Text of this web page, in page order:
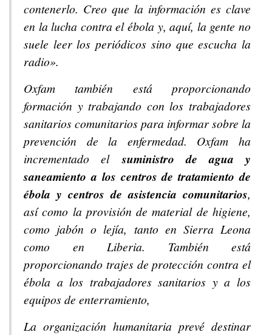
contenerlo. Creo que la información es clave
en la lucha contra el ébola y, aquí, la gente no
suele leer los periódicos sino que escucha la
radio».
Oxfam también está proporcionando
formación y trabajando con los trabajadores
sanitarios comunitarios para informar sobre la
prevención de la enfermedad. Oxfam ha
incrementado elsuministro de agua y
saneamiento a los centros de tratamiento de
ébola y centros de asistencia comunitarios,
así como la provisión de material de higiene,
como jabón o lejía, tanto en Sierra Leona
como en Liberia. También está
proporcionando trajes de protección contra el
ébola a los trabajadores sanitarios y a los
equipos de enterramiento,
La organización humanitaria prevé destinar